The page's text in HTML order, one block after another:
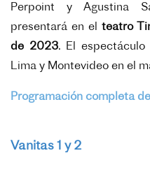
Perpoint y Agustina
presentará en el teatro
de 2023. El espectáculo
Lima y Montevideo en el
Programación completa
Vanitas 1 y 2